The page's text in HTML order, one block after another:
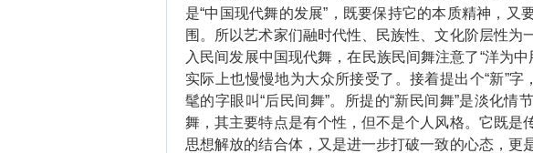
是“中国现代舞的发展”，既要保持它的本质精神，又
围。所以艺术家们融时代性、民族性、文化阶层性为
入民间发展中国现代舞，在民族民间舞注意了“洋为中
实际上也慢慢地为大众所接受了。接着提出个“新”字
髦的字眼叫“后民间舞”。所提的“新民间舞”是淡化情
舞，其主要特点是有个性，但不是个人风格。它既是
思想解放的结合体，又是进一步打破一致的心态，更